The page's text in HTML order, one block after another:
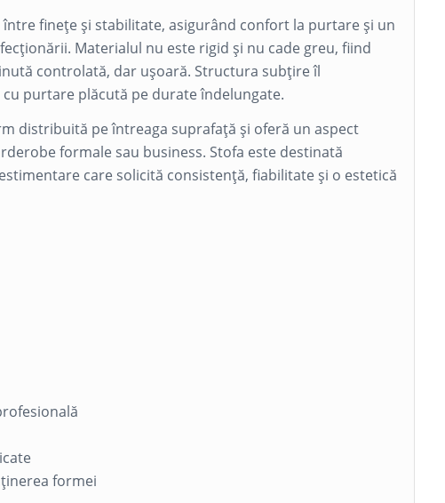
finețe și stabilitate, asigurând confort la purtare și un
Materialul nu este rigid și nu cade greu, fiind
controlată, dar ușoară. Structura subțire îl
purtare plăcută pe durate îndelungate.
distribuită pe întreaga suprafață și oferă un aspect
formale sau business. Stofa este destinată
care solicită consistență, fiabilitate și o estetică
formei